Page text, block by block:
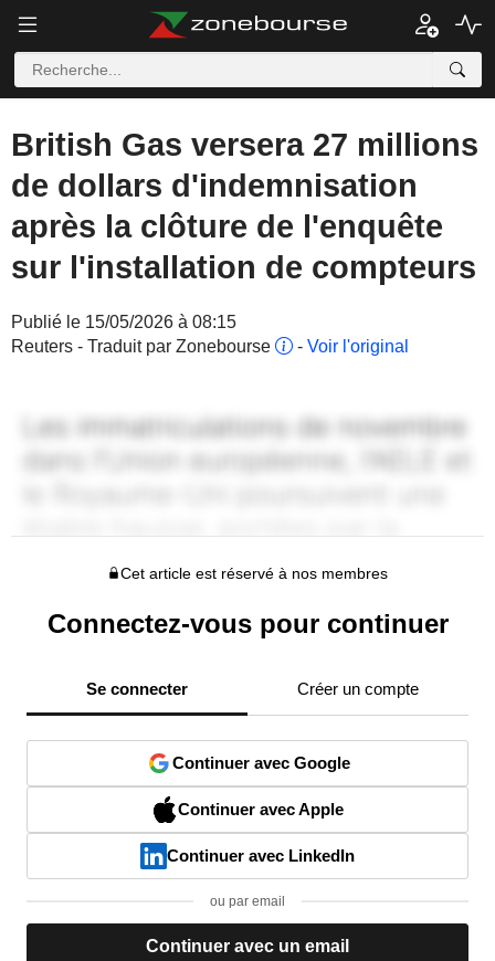
British Gas versera 27 millions
de dollars d'indemnisation
après la clôture de l'enquête
sur l'installation de compteurs
Publié le 15/05/2026 à 08:15
Reuters - Traduit par Zonebourse
- Voir l'original
Cet article est réservé à nos membres
Connectez-vous pour continuer
Se connecter Créer un compte
Continuer avec Google
Continuer avec Apple
Continuer avec LinkedIn
ou par email
Continuer avec un email